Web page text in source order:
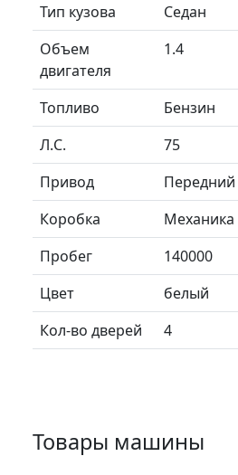
Тип кузова
Седан
Объем
двигателя
1.4
Топливо
Бензин
Л.C.
75
Привод
Передний
Коробка
Механика
Пробег
140000
Цвет
белый
Кол-во дверей
4
Товары машины